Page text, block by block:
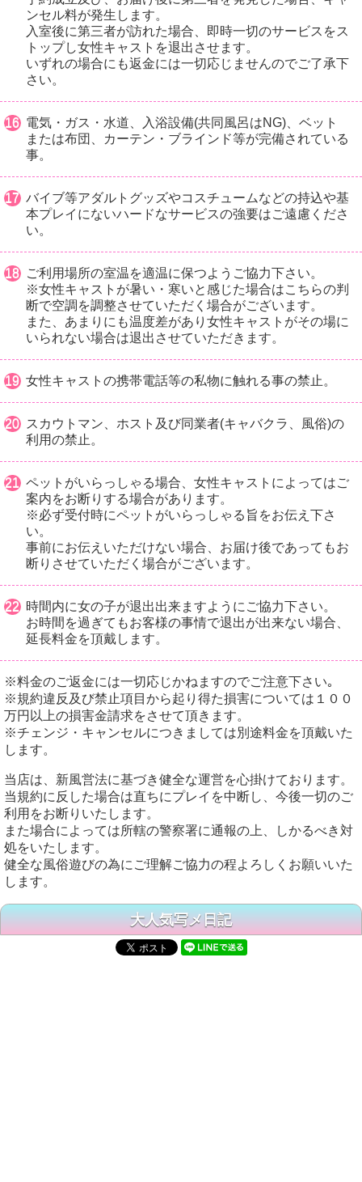
ンセル料が発生します。
入室後に第三者が訪れた場合、即時一切のサービスをス
トップし女性キャストを退出させます。
いずれの場合にも返金には一切応じませんのでご了承下
さい。
電気・ガス・水道、入浴設備(共同風呂はNG)、ベット
または布団、カーテン・ブラインド等が完備されている
事。
バイブ等アダルトグッズやコスチュームなどの持込や基
本プレイにないハードなサービスの強要はご遠慮くださ
い。
ご利用場所の室温を適温に保つようご協力下さい。
※女性キャストが暑い・寒いと感じた場合はこちらの判
断で空調を調整させていただく場合がございます。
また、あまりにも温度差があり女性キャストがその場に
いられない場合は退出させていただきます。
女性キャストの携帯電話等の私物に触れる事の禁止。
スカウトマン、ホスト及び同業者(キャバクラ、風俗)の
利用の禁止。
ペットがいらっしゃる場合、女性キャストによってはご
案内をお断りする場合があります。
※必ず受付時にペットがいらっしゃる旨をお伝え下さ
い。
事前にお伝えいただけない場合、お届け後であってもお
断りさせていただく場合がございます。
時間内に女の子が退出出来ますようにご協力下さい。
お時間を過ぎてもお客様の事情で退出が出来ない場合、
延長料金を頂戴します。
※料金のご返金には一切応じかねますのでご注意下さい｡
※規約違反及び禁止項目から起り得た損害については１００
万円以上の損害金請求をさせて頂きます。
※チェンジ・キャンセルにつきましては別途料金を頂戴いた
します。
当店は、新風営法に基づき健全な運営を心掛けております。
当規約に反した場合は直ちにプレイを中断し、今後一切のご
利用をお断りいたします。
また場合によっては所轄の警察署に通報の上、しかるべき対
処をいたします。
健全な風俗遊びの為にご理解ご協力の程よろしくお願いいた
します。
大人気写メ日記